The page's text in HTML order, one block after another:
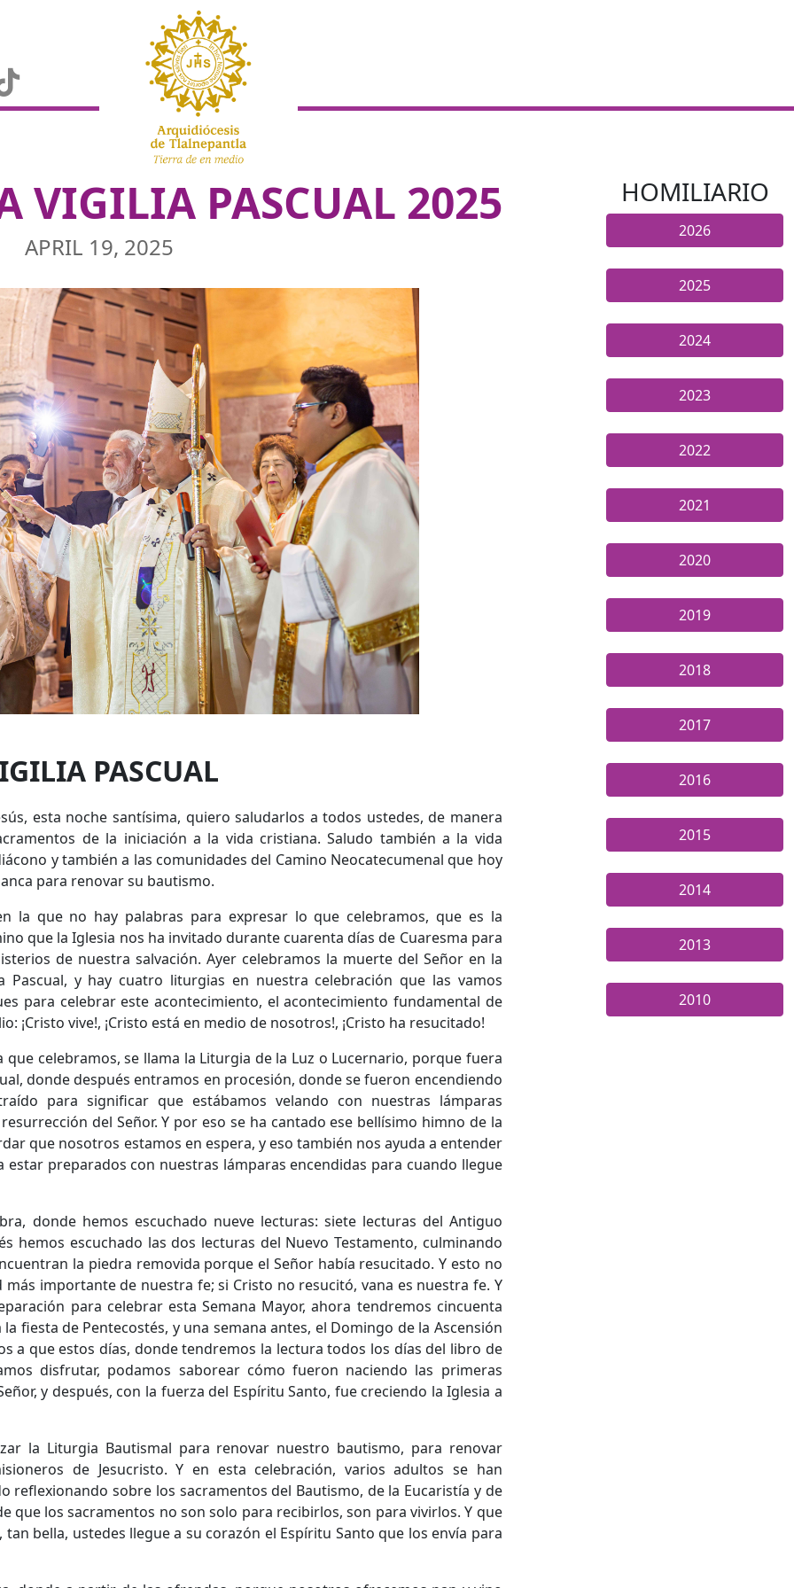
VIGILIA PASCUAL 2025
APRIL 19, 2025
PASCUAL
esta noche santísima, quiero saludarlos a todos ustedes, de manera
de la iniciación a la vida cristiana. Saludo también a la vida
y también a las comunidades del Camino Neocatecumenal que hoy
para renovar su bautismo.
la que no hay palabras para expresar lo que celebramos, que es la
que la Iglesia nos ha invitado durante cuarenta días de Cuaresma para
de nuestra salvación. Ayer celebramos la muerte del Señor en la
Pascual, y hay cuatro liturgias en nuestra celebración que las vamos
para celebrar este acontecimiento, el acontecimiento fundamental de
¡Cristo vive!, ¡Cristo está en medio de nosotros!, ¡Cristo ha resucitado!
celebramos, se llama la Liturgia de la Luz o Lucernario, porque fuera
donde después entramos en procesión, donde se fueron encendiendo
para significar que estábamos velando con nuestras lámparas
del Señor. Y por eso se ha cantado ese bellísimo himno de la
que nosotros estamos en espera, y eso también nos ayuda a entender
estar preparados con nuestras lámparas encendidas para cuando llegue
donde hemos escuchado nueve lecturas: siete lecturas del Antiguo
hemos escuchado las dos lecturas del Nuevo Testamento, culminando
la piedra removida porque el Señor había resucitado. Y esto no
importante de nuestra fe; si Cristo no resucitó, vana es nuestra fe. Y
para celebrar esta Semana Mayor, ahora tendremos cincuenta
fiesta de Pentecostés, y una semana antes, el Domingo de la Ascensión
a que estos días, donde tendremos la lectura todos los días del libro de
disfrutar, podamos saborear cómo fueron naciendo las primeras
y después, con la fuerza del Espíritu Santo, fue creciendo la Iglesia a
la Liturgia Bautismal para renovar nuestro bautismo, para renovar
de Jesucristo. Y en esta celebración, varios adultos se han
reflexionando sobre los sacramentos del Bautismo, de la Eucaristía y de
que los sacramentos no son solo para recibirlos, son para vivirlos. Y que
bella, ustedes llegue a su corazón el Espíritu Santo que los envía para
HOMILIARIO
2026
2025
2024
2023
2022
2021
2020
2019
2018
2017
2016
2015
2014
2013
2010